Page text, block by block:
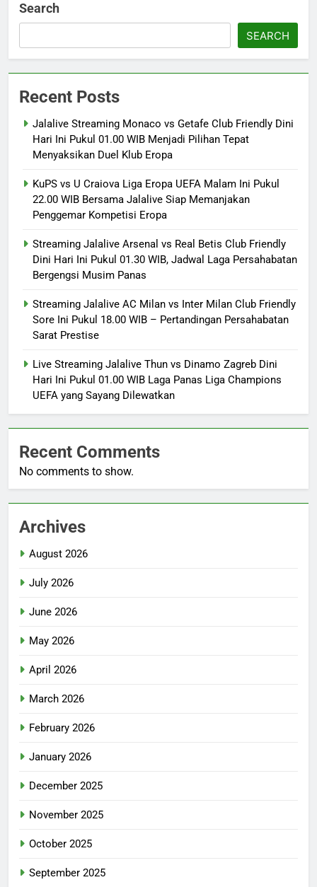
Search
SEARCH
Recent Posts
Jalalive Streaming Monaco vs Getafe Club Friendly Dini
Hari Ini Pukul 01.00 WIB Menjadi Pilihan Tepat
Menyaksikan Duel Klub Eropa
KuPS vs U Craiova Liga Eropa UEFA Malam Ini Pukul
22.00 WIB Bersama Jalalive Siap Memanjakan
Penggemar Kompetisi Eropa
Streaming Jalalive Arsenal vs Real Betis Club Friendly
Dini Hari Ini Pukul 01.30 WIB, Jadwal Laga Persahabatan
Bergengsi Musim Panas
Streaming Jalalive AC Milan vs Inter Milan Club Friendly
Sore Ini Pukul 18.00 WIB – Pertandingan Persahabatan
Sarat Prestise
Live Streaming Jalalive Thun vs Dinamo Zagreb Dini
Hari Ini Pukul 01.00 WIB Laga Panas Liga Champions
UEFA yang Sayang Dilewatkan
Recent Comments
No comments to show.
Archives
August 2026
July 2026
June 2026
May 2026
April 2026
March 2026
February 2026
January 2026
December 2025
November 2025
October 2025
September 2025